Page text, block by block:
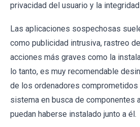
privacidad del usuario y la
Las aplicaciones sospechosas
como publicidad intrusiva, rastreo
acciones más graves como la
lo tanto, es muy recomendable
de los ordenadores comprometidos
sistema en busca de componentes
puedan haberse instalado junto a él.